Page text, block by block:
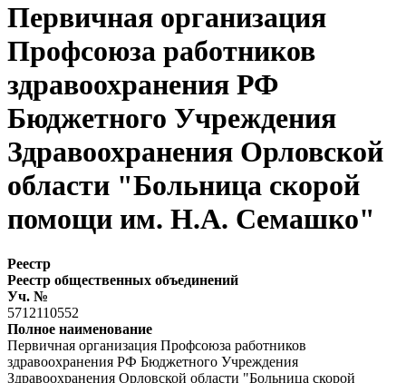
Первичная организация
Профсоюза работников
здравоохранения РФ
Бюджетного Учреждения
Здравоохранения Орловской
области "Больница скорой
помощи им. Н.А. Семашко"
Реестр
Реестр общественных объединений
Уч. №
5712110552
Полное наименование
Первичная организация Профсоюза работников
здравоохранения РФ Бюджетного Учреждения
Здравоохранения Орловской области "Больница скорой